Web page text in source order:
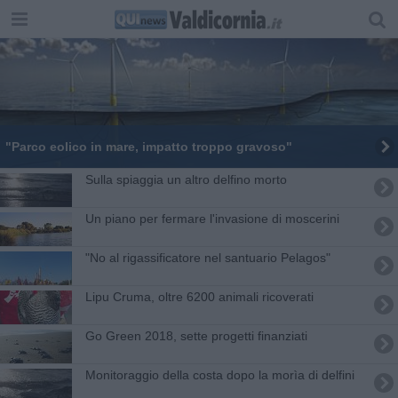
"Parco eolico in mare, impatto troppo gravoso"
Sulla spiaggia un altro delfino morto
Un piano per fermare l'invasione di moscerini
"No al rigassificatore nel santuario Pelagos"
Lipu Cruma, oltre 6200 animali ricoverati
Go Green 2018, sette progetti finanziati
Monitoraggio della costa dopo la morìa di delfini